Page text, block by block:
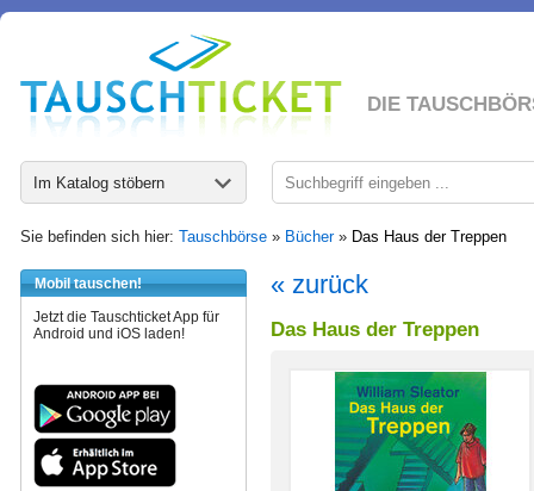
DIE
Im Katalog stöbern
Sie befinden sich hier: Tauschbörse » Bücher» Das Haus der Treppen
Mobil tauschen!
Jetzt die Tauschticket App für
Android und iOS laden!
« zurück
Das Haus der Treppen